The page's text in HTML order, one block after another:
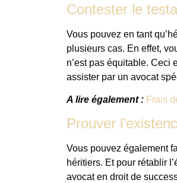
Contester le
Vous pouvez en tant
plusieurs cas. En effet,
n’est pas équitable. Ceci
assister par un avocat
A lire également : Frais
Prouver
Vous pouvez également
héritiers. Et pour rétablir
avocat en droit de